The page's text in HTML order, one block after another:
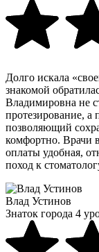
Долго искала
знакомой
Владимировна не
протезирование, а
позволяющий
комфортно. Врачи
оплаты удобная,
поход к
Влад Устинов
Знаток города 4